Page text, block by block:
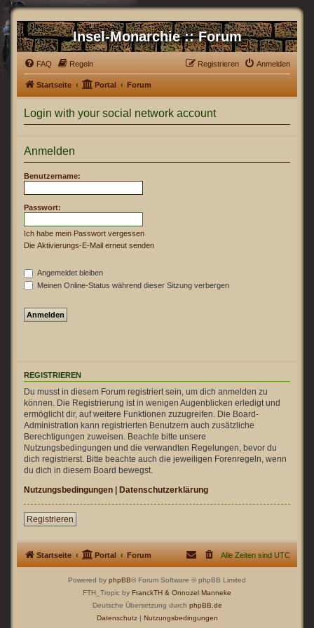
Insel-Monarchie :: Forum
FAQ Regeln Anmelden
Registrieren
Startseite Portal Forum
Login with your social network account
Anmelden
Benutzername:
Passwort:
Ich habe mein Passwort vergessen
Die Aktivierungs-E-Mail erneut senden
Angemeldet bleiben
Meinen Online-Status während dieser Sitzung verbergen
REGISTRIEREN
Du musst in diesem Forum registriert sein, um dich anmelden zu
können. Die Registrierung ist in wenigen Augenblicken erledigt und
ermöglicht dir, auf weitere Funktionen zuzugreifen. Die Board-
Administration kann registrierten Benutzern auch zusätzliche
Berechtigungen zuweisen. Beachte bitte unsere
Nutzungsbedingungen und die verwandten Regelungen, bevor du
dich registrierst. Bitte beachte auch die jeweiligen Forenregeln, wenn
du dich in diesem Board bewegst.
Nutzungsbedingungen | Datenschutzerklärung
Registrieren
Startseite Portal Forum Alle Zeiten sind UTC
Powered by phpBB® Forum Software © phpBB Limited
FTH_Tropic by FranckTH & Onnozel Manneke
Deutsche Übersetzung durch phpBB.de
Datenschutz| Nutzungsbedingungen